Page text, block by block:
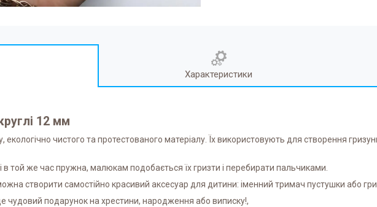
Характеристики
12 мм
екологічно чистого та протестованого матеріалу. Їх використовують для створення
в той же час пружна, малюкам подобається їх гризти і перебирати пальчиками.
створити самостійно красивий аксесуар для дитини: іменний тримач пустушки або
чудовий подарунок на хрестини, народження або виписку!,